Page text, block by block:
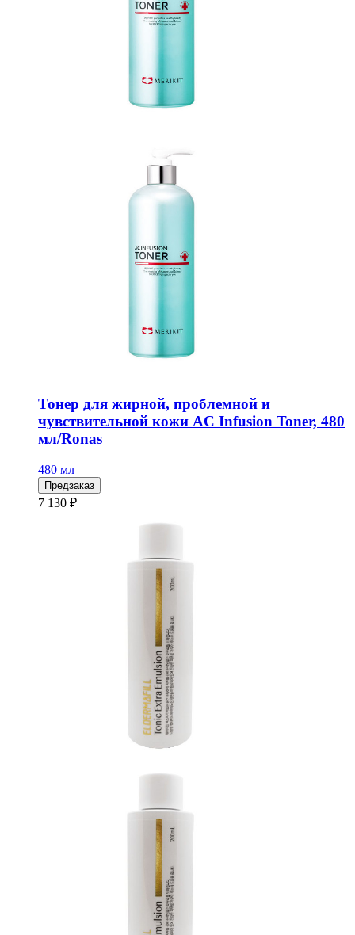
Тонер для жирной, проблемной и
чувствительной кожи AC Infusion Toner, 480
мл/Ronas
480 мл
Предзаказ
7 130 ₽